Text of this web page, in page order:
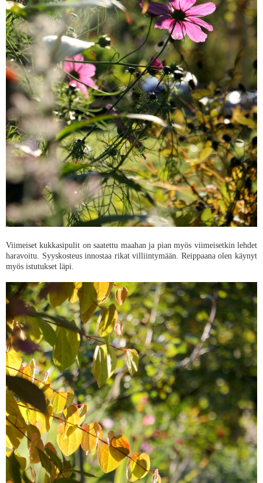
Viimeiset kukkasipulit on saatettu maahan ja pian myös viimeisetkin lehdet
haravoitu. Syyskosteus innostaa rikat villiintymään. Reippaana olen käynyt
myös istutukset läpi.